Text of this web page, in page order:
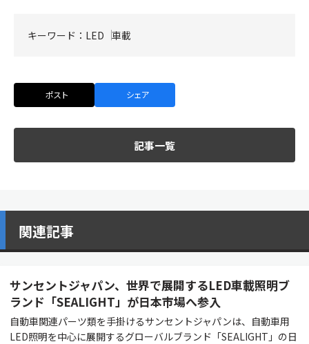
キーワード： LED 車載
ポスト シェア
記事一覧
関連記事
サンセントジャパン、世界で展開するLED車載照明ブ
ランド「SEALIGHT」が日本市場へ参入
自動車関連パーツ類を手掛けるサンセントジャパンは、自動車用
LED照明を中心に展開するグローバルブランド「SEALIGHT」の日